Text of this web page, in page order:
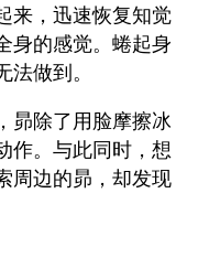
来，迅速恢复知觉
身的感觉。蜷起身
做到。
昴除了用脸摩擦冰
作。与此同时，想
周边的昴，却发现